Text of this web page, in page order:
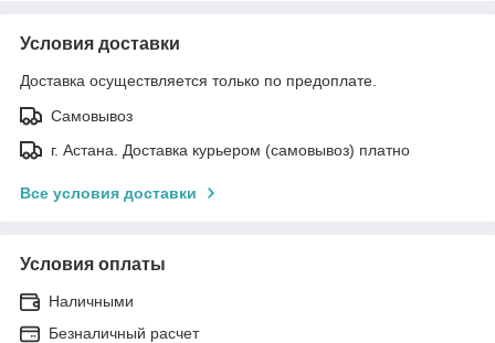
Условия доставки
Доставка осуществляется только по предоплате.
Самовывоз
г. Астана. Доставка курьером (самовывоз) платно
Все условия доставки
Условия оплаты
Наличными
Безналичный расчет